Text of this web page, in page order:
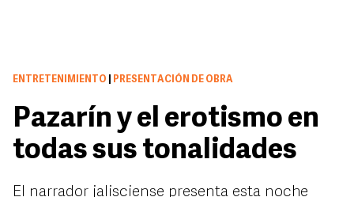
ENTRETENIMIENTO PRESENTACIÓN DE OBRA
Pazarín y el erotismo en
todas sus tonalidades
El narrador jalisciense presenta esta noche